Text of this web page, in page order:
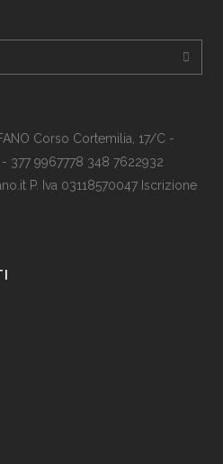
Corso Cortemilia, 17/C -
377 9967778 348 7622932
P. Iva 03118570047 Iscrizione